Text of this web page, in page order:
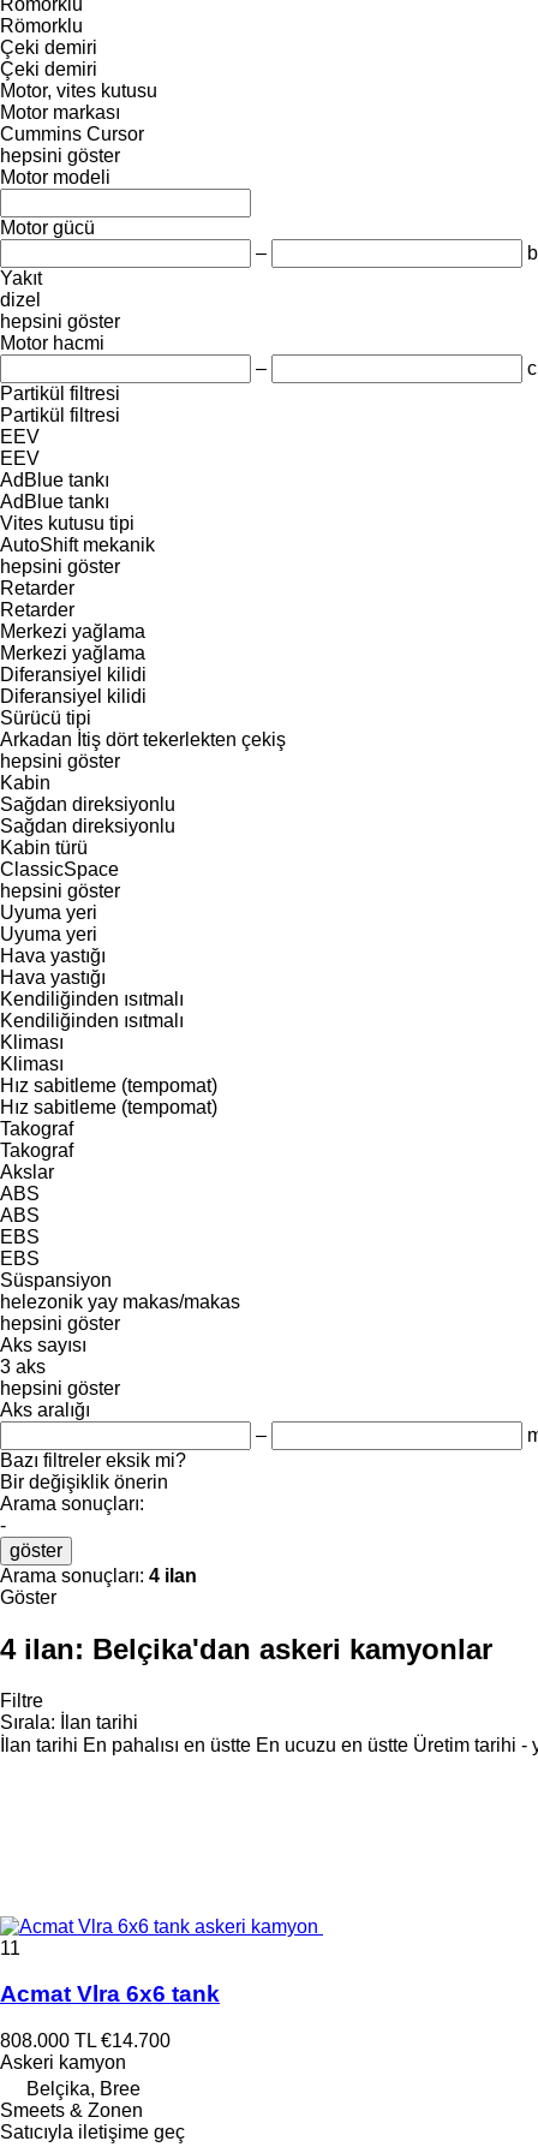
Römorklu
Çeki demiri
Çeki demiri
Motor, vites kutusu
Motor markası
Cummins Cursor
hepsini göster
Motor modeli
Motor gücü
–
Yakıt
dizel
hepsini göster
Motor hacmi
–
Partikül filtresi
Partikül filtresi
EEV
EEV
AdBlue tankı
AdBlue tankı
Vites kutusu tipi
AutoShift mekanik
hepsini göster
Retarder
Retarder
Merkezi yağlama
Merkezi yağlama
Diferansiyel kilidi
Diferansiyel kilidi
Sürücü tipi
Arkadan İtiş dört tekerlekten çekiş
hepsini göster
Kabin
Sağdan direksiyonlu
Sağdan direksiyonlu
Kabin türü
ClassicSpace
hepsini göster
Uyuma yeri
Uyuma yeri
Hava yastığı
Hava yastığı
Kendiliğinden ısıtmalı
Kendiliğinden ısıtmalı
Kliması
Kliması
Hız sabitleme (tempomat)
Hız sabitleme (tempomat)
Takograf
Takograf
Akslar
ABS
ABS
EBS
EBS
Süspansiyon
helezonik yay makas/makas
hepsini göster
Aks sayısı
3 aks
hepsini göster
Aks aralığı
–
Bazı filtreler eksik mi?
Bir değişiklik önerin
Arama sonuçları:
-
göster
Arama sonuçları: 4 ilan
Göster
4 ilan: Belçika'dan askeri kamyonlar
Filtre
Sırala:
İlan tarihi
İlan tarihi En pahalısı en üstte En ucuzu en üstte Üretim tarihi -
11
Acmat Vlra 6x6 tank
808.000 TL €14.700
Askeri kamyon
Belçika, Bree
Smeets & Zonen
Satıcıyla iletişime geç